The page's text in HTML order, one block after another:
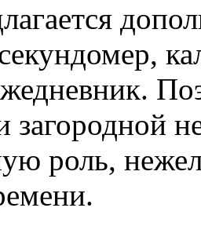
загородной
роль,